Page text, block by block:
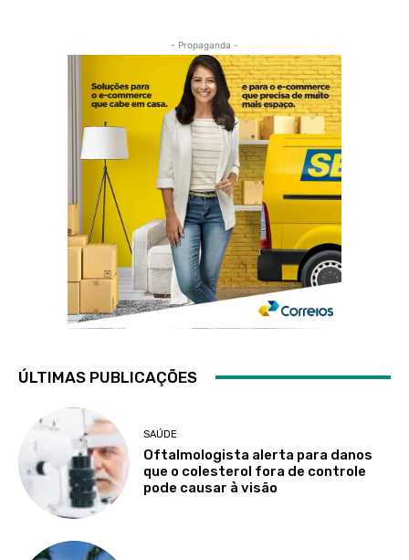
- Propaganda -
ÚLTIMAS PUBLICAÇÕES
SAÚDE
Oftalmologista alerta para danos
que o colesterol fora de controle
pode causar à visão